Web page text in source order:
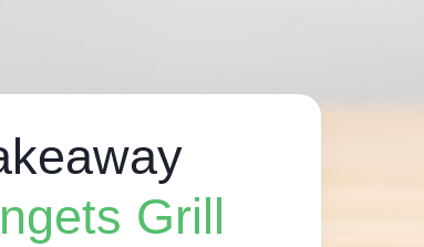
Grill